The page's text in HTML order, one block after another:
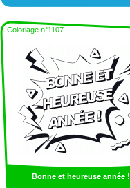
Coloriage n°1107
Bonne et heureuse année !